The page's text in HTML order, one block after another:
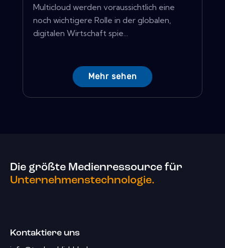
Multicloud werden voraussichtlich eine
noch wichtigere Rolle in der globalen,
digitalen Wirtschaft spie...
Mehr sehen
Die größte Medienressource für
Unternehmenstechnologie.
Kontaktiere uns